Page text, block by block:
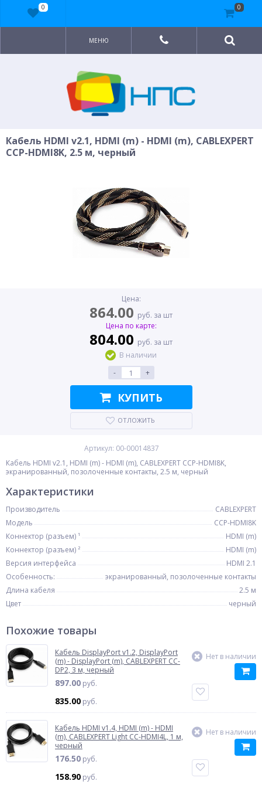
МЕНЮ
Кабель HDMI v2.1, HDMI (m) - HDMI (m), CABLEXPERT
CCP-HDMI8K, 2.5 м, черный
Цена:
864.00 руб. за шт
Цена по карте:
804.00 руб. за шт
В наличии
-
+
КУПИТЬ
ОТЛОЖИТЬ
Артикул: 00-00014837
Кабель HDMI v2.1, HDMI (m) - HDMI (m), CABLEXPERT CCP-HDMI8K,
экранированный, позолоченные контакты, 2.5 м, черный
Характеристики
Производитель
CABLEXPERT
Модель
CCP-HDMI8K
Коннектор (разъем) ¹
HDMI (m)
Коннектор (разъем) ²
HDMI (m)
Версия интерфейса
HDMI 2.1
Особенность:
экранированный, позолоченные контакты
Длина кабеля
2.5 м
Цвет
черный
Похожие товары
Кабель DisplayPort v1.2, DisplayPort
(m) - DisplayPort (m), CABLEXPERT CC-
DP2, 3 м, черный
897.00 руб.
835.00 руб.
Нет в наличии
Кабель HDMI v1.4, HDMI (m) - HDMI
(m), CABLEXPERT Light CC-HDMI4L, 1 м,
черный
176.50 руб.
158.90 руб.
Нет в наличии
0 0